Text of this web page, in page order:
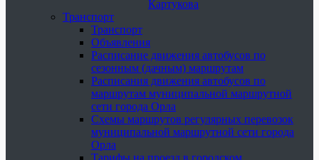
Картукова
Транспорт
Транспорт
Объявления
Расписание движения автобусов по
сезонным (дачным) маршрутам
Расписания движения автобусов по
маршрутам муниципальной маршрутной
сети города Орла
Схемы маршрутов регулярных перевозок
муниципальной маршрутной сети города
Орла
Тарифы на проезд в городском